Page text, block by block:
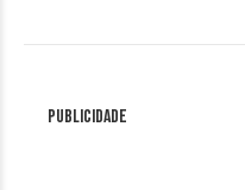
Publicidade